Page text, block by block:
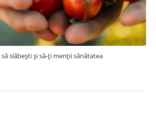
slăbești și să-ți menții sănătatea